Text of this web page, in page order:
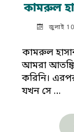
কামরুল
জুলাই
কামরুল
আমরা
করিনি।
যখন সে …